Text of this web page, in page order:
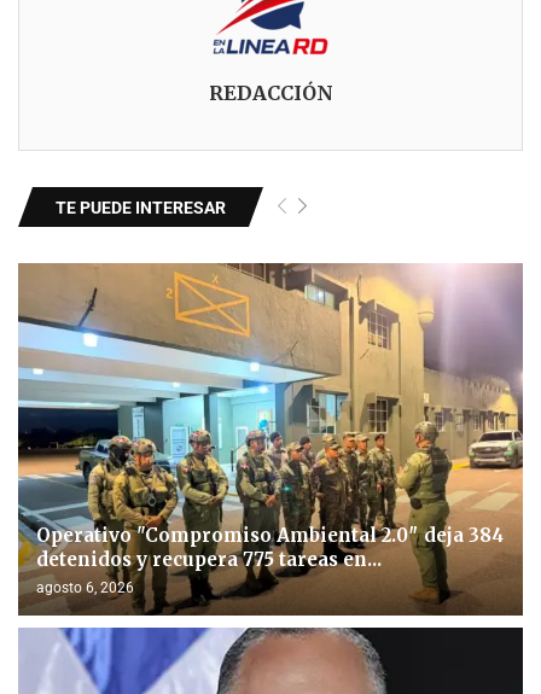
REDACCIÓN
TE PUEDE INTERESAR
Operativo "Compromiso Ambiental 2.0″ deja 384
detenidos y recupera 775 tareas en...
agosto 6, 2026